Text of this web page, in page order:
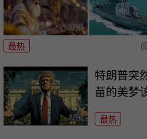
最热
特朗普突
苗的美梦
最热